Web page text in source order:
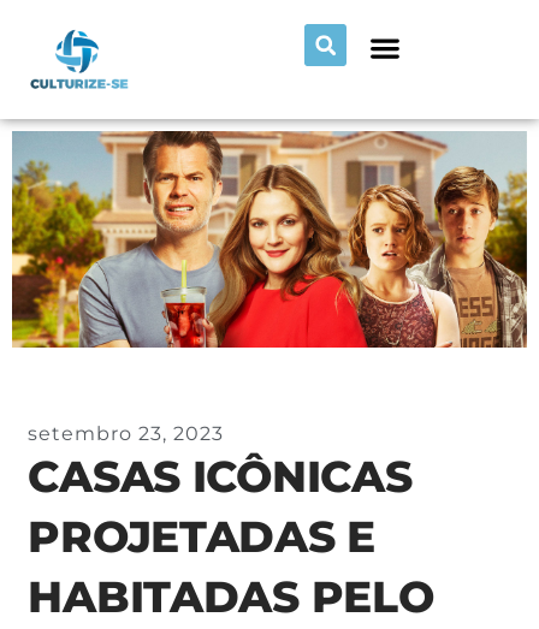
setembro 23, 2023
CASAS ICÔNICAS
PROJETADAS E
HABITADAS PELO